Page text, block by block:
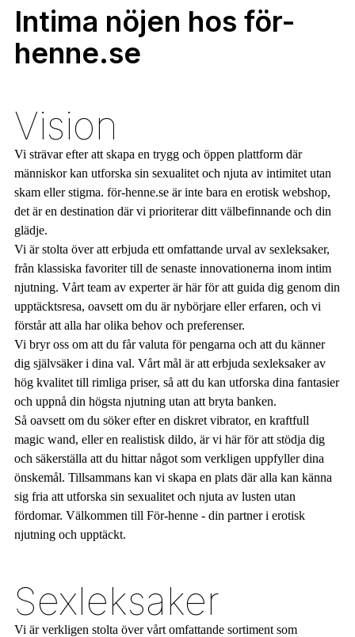
Intima nöjen hos för-
henne.se
Vision
Vi strävar efter att skapa en trygg och öppen plattform där
människor kan utforska sin sexualitet och njuta av intimitet utan
skam eller stigma. för-henne.se är inte bara en erotisk webshop,
det är en destination där vi prioriterar ditt välbefinnande och din
glädje.
Vi är stolta över att erbjuda ett omfattande urval av sexleksaker,
från klassiska favoriter till de senaste innovationerna inom intim
njutning. Vårt team av experter är här för att guida dig genom din
upptäcktsresa, oavsett om du är nybörjare eller erfaren, och vi
förstår att alla har olika behov och preferenser.
Vi bryr oss om att du får valuta för pengarna och att du känner
dig självsäker i dina val. Vårt mål är att erbjuda sexleksaker av
hög kvalitet till rimliga priser, så att du kan utforska dina fantasier
och uppnå din högsta njutning utan att bryta banken.
Så oavsett om du söker efter en diskret vibrator, en kraftfull
magic wand, eller en realistisk dildo, är vi här för att stödja dig
och säkerställa att du hittar något som verkligen uppfyller dina
önskemål. Tillsammans kan vi skapa en plats där alla kan känna
sig fria att utforska sin sexualitet och njuta av lusten utan
fördomar. Välkommen till För-henne - din partner i erotisk
njutning och upptäckt.
Sexleksaker
Vi är verkligen stolta över vårt omfattande sortiment som